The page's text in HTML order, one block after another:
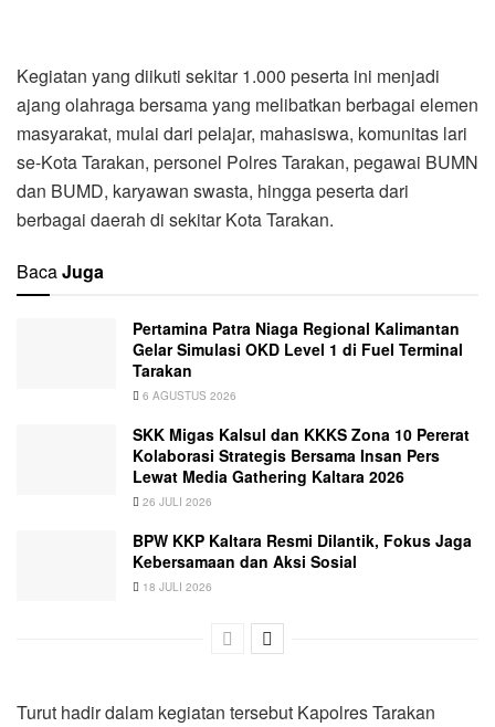
Kegiatan yang diikuti sekitar 1.000 peserta ini menjadi
ajang olahraga bersama yang melibatkan berbagai elemen
masyarakat, mulai dari pelajar, mahasiswa, komunitas lari
se-Kota Tarakan, personel Polres Tarakan, pegawai BUMN
dan BUMD, karyawan swasta, hingga peserta dari
berbagai daerah di sekitar Kota Tarakan.
BacaJuga
Pertamina Patra Niaga Regional Kalimantan
Gelar Simulasi OKD Level 1 di Fuel Terminal
Tarakan
6 AGUSTUS 2026
SKK Migas Kalsul dan KKKS Zona 10 Pererat
Kolaborasi Strategis Bersama Insan Pers
Lewat Media Gathering Kaltara 2026
26 JULI 2026
BPW KKP Kaltara Resmi Dilantik, Fokus Jaga
Kebersamaan dan Aksi Sosial
18 JULI 2026
Turut hadir dalam kegiatan tersebut Kapolres Tarakan